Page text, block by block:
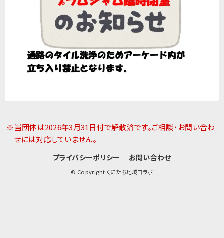
※当団体は2026年3月31日付で解散済です。ご相談・お問い合わ
せには対応していません。
プライバシーポリシー お問い合わせ
© Copyright くにたち地域コラボ